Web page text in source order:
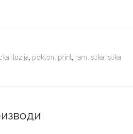
iluzija poklon print ram slika slika